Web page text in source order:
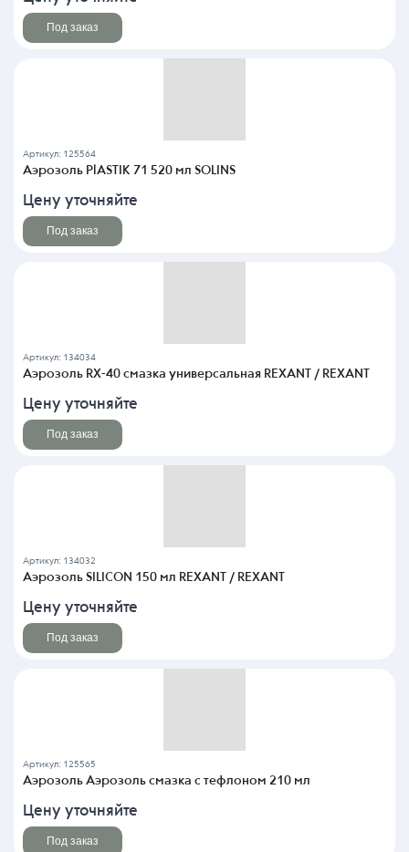
Под заказ
Артикул: 125564
Аэрозоль PlASTIK 71 520 мл SOLINS
Цену уточняйте
Под заказ
Артикул: 134034
Аэрозоль RX-40 смазка универсальная REXANT / REXANT
Цену уточняйте
Под заказ
Артикул: 134032
Аэрозоль SILICON 150 мл REXANT / REXANT
Цену уточняйте
Под заказ
Артикул: 125565
Аэрозоль Аэрозоль смазка с тефлоном 210 мл
Цену уточняйте
Под заказ